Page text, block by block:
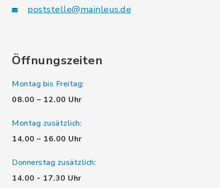
poststelle@mainleus.de
Öffnungszeiten
Montag bis Freitag:
08.00 – 12.00 Uhr
Montag zusätzlich:
14.00 – 16.00 Uhr
Donnerstag zusätzlich:
14.00 - 17.30 Uhr